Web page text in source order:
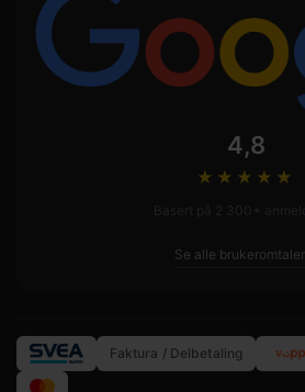
4,8
★★★★ ★
Se alle brukeromtaler
Faktura / Delbetaling